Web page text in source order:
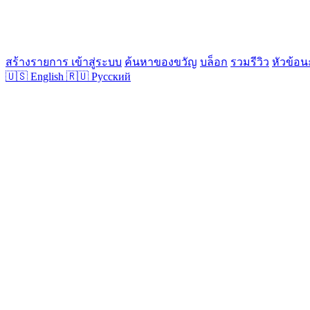
สร้างรายการ เข้าสู่ระบบ ค้นหาของขวัญ บล็อก รวมรีวิว หัวข้อน
🇺🇸 English 🇷🇺 Русский